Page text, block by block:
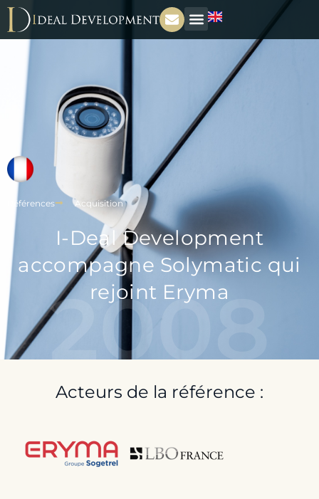
Références Acquisition
I-Deal Development
accompagne Solymatic qui
rejoint Eryma
2008
Acteurs de la référence :